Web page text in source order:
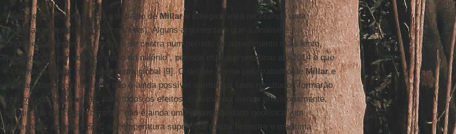
Segundo Jeff Tollefson [8], o trabalho deMillare colegas “está recebendo uma
acolhida controversa (mixed reviews). Alguns argumentam que a análise é
fundamentalmente falha, porque se centra num período de aquecimento mais lento,
que começou por volta do início do milênio”, período este que perdurou até 2014 e que
é chamado “hiato” no aquecimento global [9]. O debate aberto pelo trabalho deMillare
colegas apenas se iniciou e não é ainda possível afirmar se seus resultados formarão
um novo consenso. Mas, para todos os efeitos, conviria, ao menos provisoriamente,
admitir sua conclusão central: “não é ainda uma impossibilidade geofísica” um
aumento de apenas 1,5º C na temperatura superficial média terrestre e marítima